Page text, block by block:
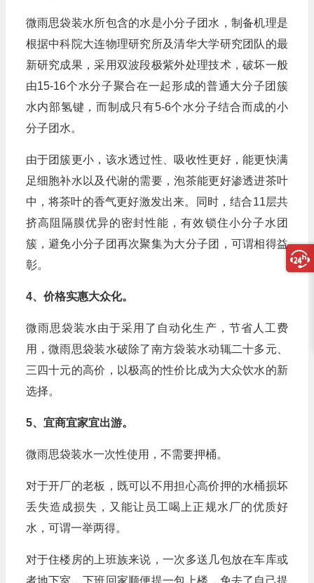
微雨思袋装水所包含的水是小分子团水，制备机理是
根据中科院大连物理研究所及清华大学研究团队的最
新研究成果，采用双波段极紫外处理技术，破坏一般
由15-16个水分子聚合在一起形成的普通大分子团簇
水内部氢键，而制成只有5-6个水分子结合而成的小
分子团水。
由于团簇更小，该水透过性、吸收性更好，能更快满
足细胞补水以及代谢的需要，泡茶能更好渗透进茶叶
中，将茶叶的香气更好激发出来。同时，结合11层共
挤高阻隔膜优异的密封性能，有效锁住小分子水团
簇，避免小分子团再次聚集为大分子团，可谓相得益
彰。
4、价格实惠大众化。
微雨思袋装水由于采用了自动化生产，节省人工费
用，微雨思袋装水破除了南方袋装水动辄二十多元、
三四十元的高价，以极高的性价比成为大众饮水的新
选择。
5、宜商宜家宜出游。
微雨思袋装水一次性使用，不需要押桶。
对于开厂的老板，既可以不用担心高价押的水桶损坏
丢失造成损失，又能让员工喝上正规水厂的优质好
水，可谓一举两得。
对于住楼房的上班族来说，一次多送几包放在车库或
者地下室，下班回家顺便提一包上楼，免去了自己提